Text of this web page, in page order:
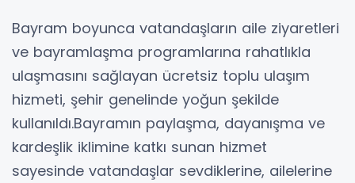
Bayram boyunca vatandaşların aile ziyaretleri
ve bayramlaşma programlarına rahatlıkla
ulaşmasını sağlayan ücretsiz toplu ulaşım
hizmeti, şehir genelinde yoğun şekilde
kullanıldı.Bayramın paylaşma, dayanışma ve
kardeşlik iklimine katkı sunan hizmet
sayesinde vatandaşlar sevdiklerine, ailelerine